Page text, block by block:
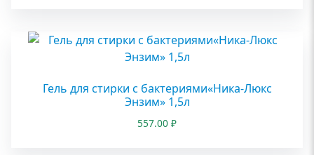
Гель для стирки с бактериями«Ника-Люкс
Энзим» 1,5л
557.00 ₽